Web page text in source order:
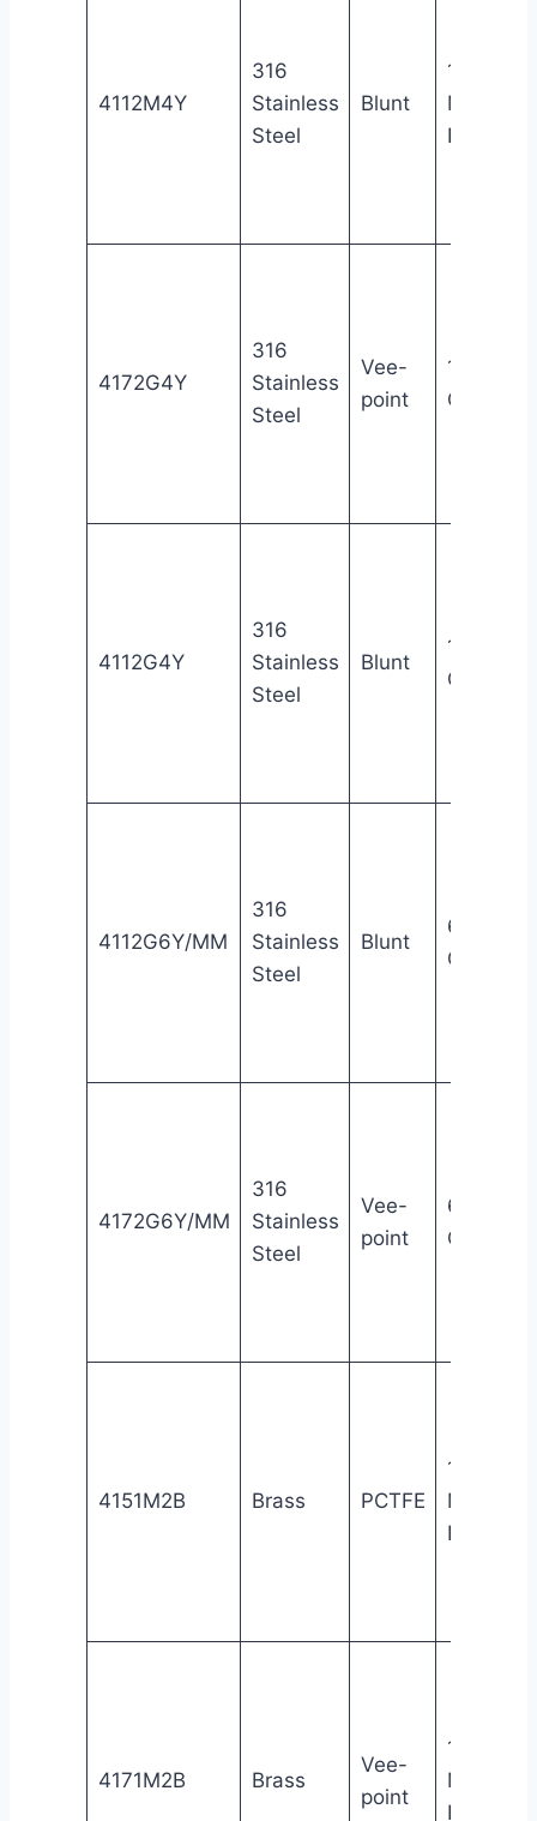
4112M4Y
316
Stainless
Steel
Blunt
1/4″
Male
NPT
4172G4Y
316
Stainless
Steel
Vee-
point
1/4″
Gyrolok®
4112G4Y
316
Stainless
Steel
Blunt
1/4″
Gyrolok®
4112G6Y/MM
316
Stainless
Steel
Blunt
6 mm
Gyrolok®
4172G6Y/MM
316
Stainless
Steel
Vee-
point
6 mm
Gyrolok®
4151M2B Brass PCTFE
1/8″
Male
NPT
4171M2B Brass
Vee-
point
1/8″
Male
NPT